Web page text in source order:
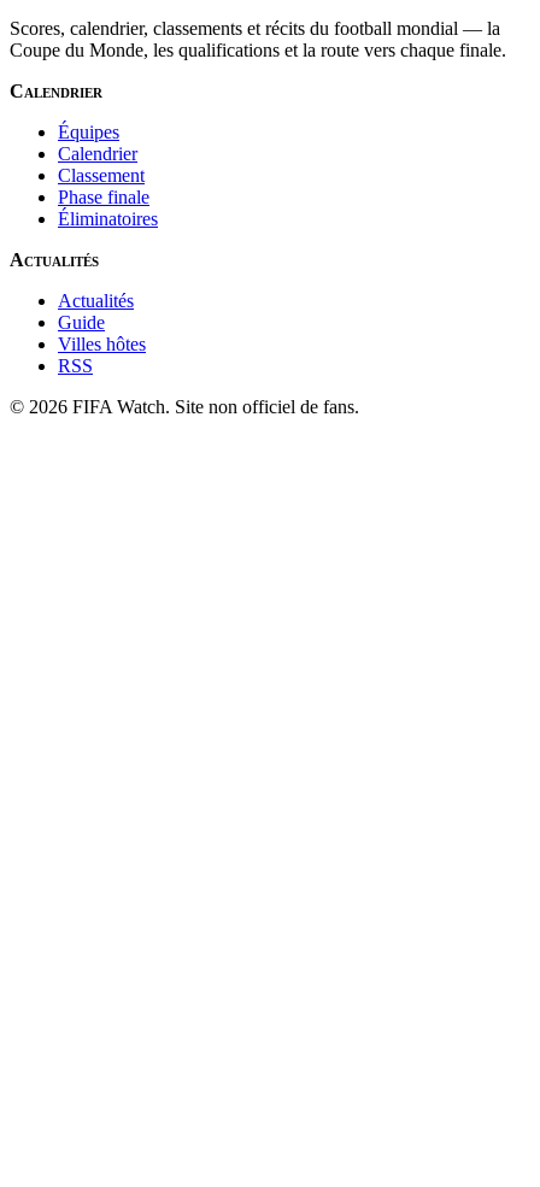
Scores, calendrier, classements et récits du football mondial — la
Coupe du Monde, les qualifications et la route vers chaque finale.
Calendrier
Équipes
Calendrier
Classement
Phase finale
Éliminatoires
Actualités
Actualités
Guide
Villes hôtes
RSS
© 2026 FIFA Watch. Site non officiel de fans.